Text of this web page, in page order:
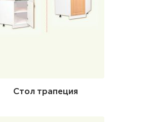
Стол трапеция